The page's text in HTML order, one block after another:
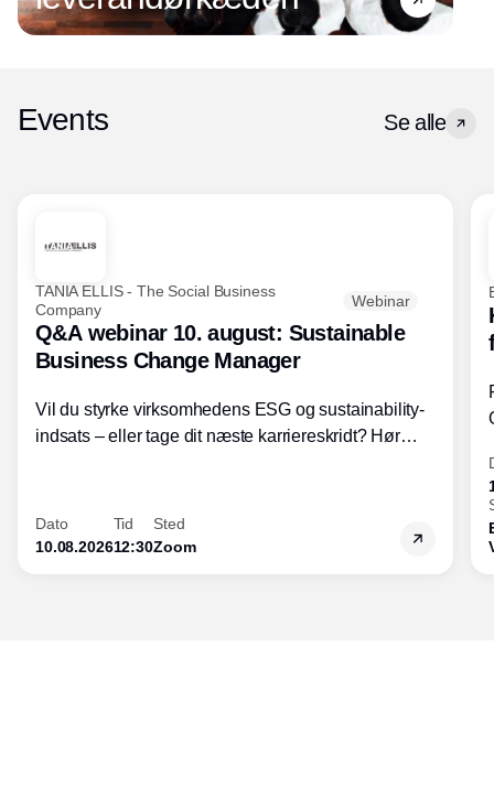
Events Se alle
TANIA ELLIS - The Social Business
Company
Webinar
Q&A webinar 10. august: Sustainable
Business Change Manager
Vil du styrke virksomhedens ESG og sustainability-
indsats – eller tage dit næste karriereskridt? Hør
inden for bæredygtig forretningsudvikling - så du
skaber værdi for både samfund og bundlinje.
Dato
10.08.2026
Tid
12:30
Sted
Zoom